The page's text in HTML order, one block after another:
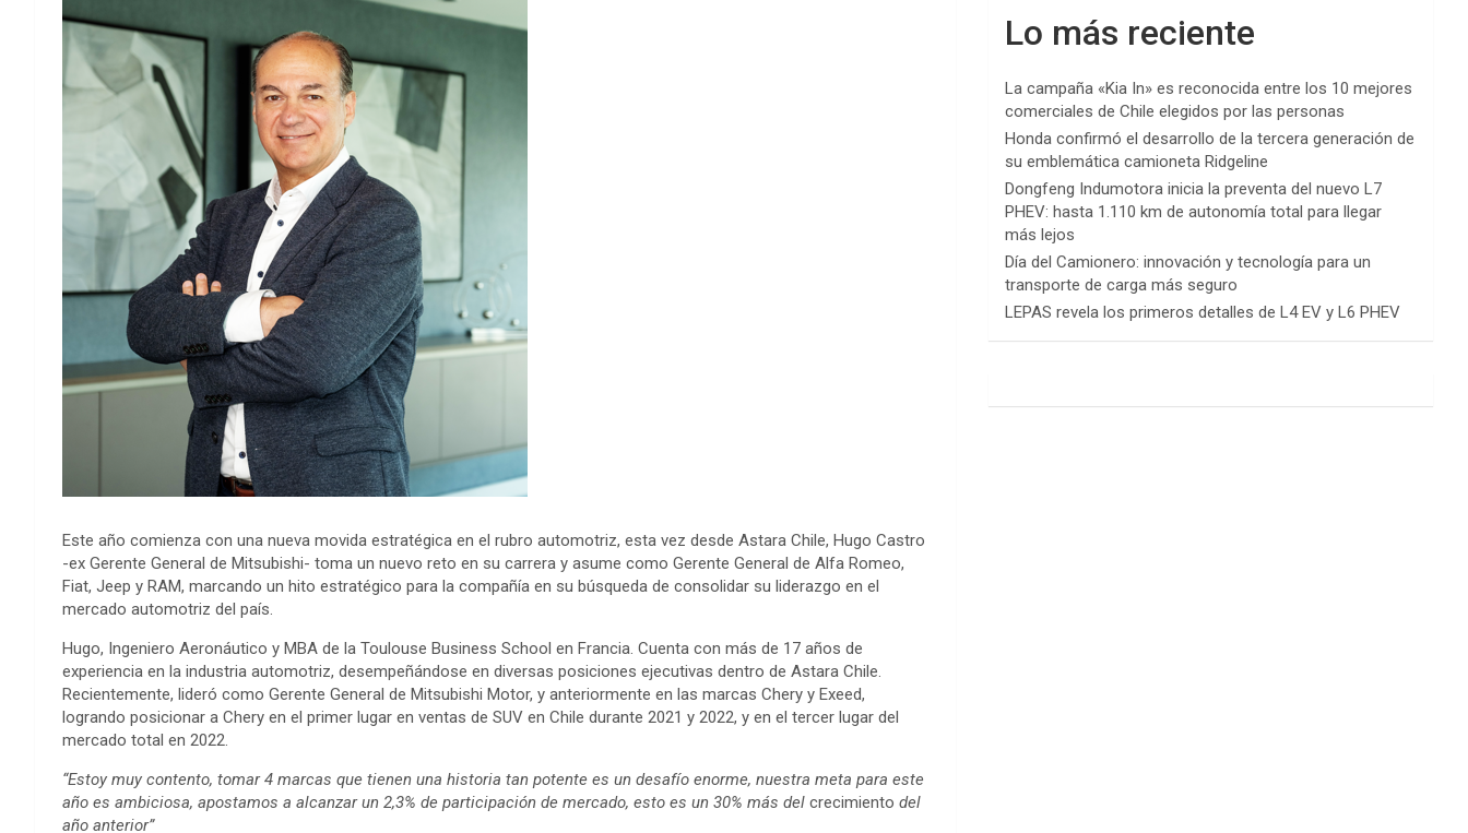
Este año comienza con una nueva movida estratégica en el rubro automotriz, esta vez desde Astara Chile, Hugo Castro
-ex Gerente General de Mitsubishi- toma un nuevo reto en su carrera y asume como Gerente General de Alfa Romeo,
Fiat, Jeep y RAM, marcando un hito estratégico para la compañía en su búsqueda de consolidar su liderazgo en el
mercado automotriz del país.
Hugo, Ingeniero Aeronáutico y MBA de la Toulouse Business School en Francia. Cuenta con más de 17 años de
experiencia en la industria automotriz, desempeñándose en diversas posiciones ejecutivas dentro de Astara Chile.
Recientemente, lideró como Gerente General de Mitsubishi Motor, y anteriormente en las marcas Chery y Exeed,
logrando posicionar a Chery en el primer lugar en ventas de SUV en Chile durante 2021 y 2022, y en el tercer lugar del
mercado total en 2022.
“Estoy muy contento, tomar 4 marcas que tienen una historia tan potente es un desafío enorme, nuestra meta para este
año es ambiciosa, apostamos a alcanzar un 2,3% de participación de mercado, esto es un 30% más del crecimiento del
año anterior”
Lo más reciente
La campaña «Kia In» es reconocida entre los 10 mejores
comerciales de Chile elegidos por las personas
Honda confirmó el desarrollo de la tercera generación de
su emblemática camioneta Ridgeline
Dongfeng Indumotora inicia la preventa del nuevo L7
PHEV: hasta 1.110 km de autonomía total para llegar
más lejos
Día del Camionero: innovación y tecnología para un
transporte de carga más seguro
LEPAS revela los primeros detalles de L4 EV y L6 PHEV